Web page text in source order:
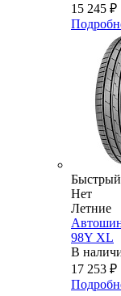
15 245 ₽
Нет
Летние
98Y XL
В
17 253 ₽